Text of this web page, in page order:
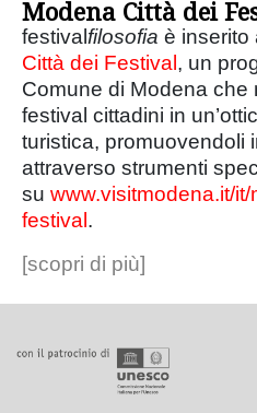
Modena Città dei
festivalfilosofiaè inserito
Città dei Festival, un
Comune di Modena che
festival cittadini in
turistica, promuovendoli
attraverso strumenti
festival .